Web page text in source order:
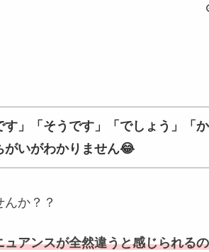
す」「そうです」「でしょう」「
がいがわかりません😂
か？？
アンスが全然違うと感じられる